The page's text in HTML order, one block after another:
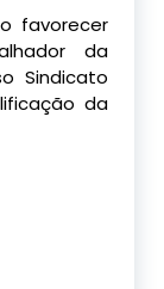
favorecer
da
Sindicato
da